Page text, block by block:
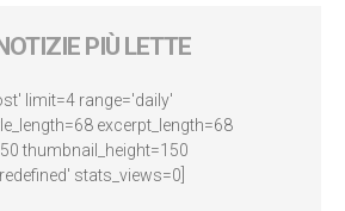
PIÙ LETTE
limit=4 range='daily'
excerpt_length=68
thumbnail_height=150
stats_views=0]